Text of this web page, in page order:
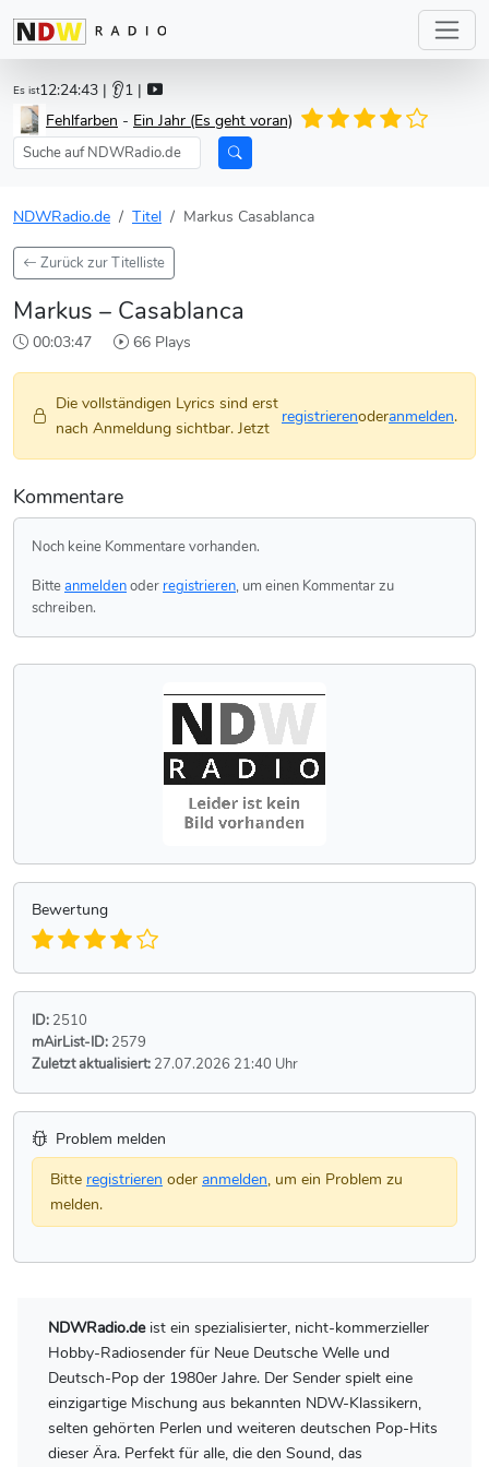
Es ist12:24:43 | 👂1 |
Fehlfarben - Ein Jahr (Es geht voran)
NDWRadio.de Titel Markus Casablanca
Zurück zur Titelliste
Markus – Casablanca
00:03:47 66 Plays
Die vollständigen Lyrics sind erst
nach Anmeldung sichtbar. Jetzt
registrierenoderanmelden.
Kommentare
Noch keine Kommentare vorhanden.
Bitteanmeldenoder registrieren, um einen Kommentar zu
schreiben.
Bewertung
ID: 2510
mAirList-ID: 2579
Zuletzt aktualisiert: 27.07.2026 21:40 Uhr
Problem melden
Bitte registrieren oder anmelden, um ein Problem zu
melden.
NDWRadio.deist ein spezialisierter, nicht-kommerzieller
Hobby-Radiosender für Neue Deutsche Welle und
Deutsch-Pop der 1980er Jahre. Der Sender spielt eine
einzigartige Mischung aus bekannten NDW-Klassikern,
selten gehörten Perlen und weiteren deutschen Pop-Hits
dieser Ära. Perfekt für alle, die den Sound, das